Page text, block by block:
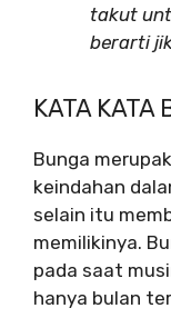
takut
berarti
KATA KATA
Bunga
keindahan
selain itu
memilikinya.
pada saat
hanya bulan